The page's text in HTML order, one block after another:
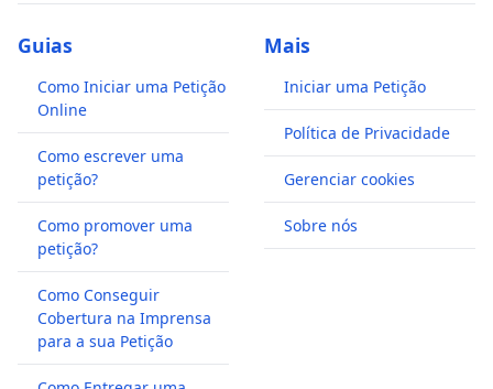
Guias
Como Iniciar uma Petição
Online
Como escrever uma
petição?
Como promover uma
petição?
Como Conseguir
Cobertura na Imprensa
para a sua Petição
Mais
Iniciar uma Petição
Política de Privacidade
Gerenciar cookies
Sobre nós